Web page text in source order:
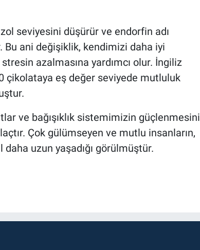
seviyesini düşürür ve endorfin adı
ani değişiklik, kendimizi daha iyi
azalmasına yardımcı olur. İngiliz
çikolataya eş değer seviyede mutluluk
ve bağışıklık sistemimizin güçlenmesini
Çok gülümseyen ve mutlu insanların,
uzun yaşadığı görülmüştür.